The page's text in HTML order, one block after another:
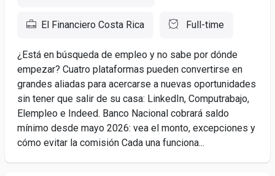
El Financiero Costa Rica Full-time
¿Está en búsqueda de empleo y no sabe por dónde
empezar? Cuatro plataformas pueden convertirse en
grandes aliadas para acercarse a nuevas oportunidades
sin tener que salir de su casa: LinkedIn, Computrabajo,
Elempleo e Indeed. Banco Nacional cobrará saldo
mínimo desde mayo 2026: vea el monto, excepciones y
cómo evitar la comisión Cada una funciona...